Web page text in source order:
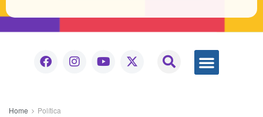
Home Política